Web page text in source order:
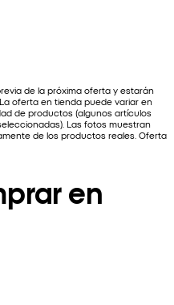
de la próxima oferta y estarán
oferta en tienda puede variar en
de productos (algunos artículos
Las fotos muestran
de los productos reales. Oferta
en